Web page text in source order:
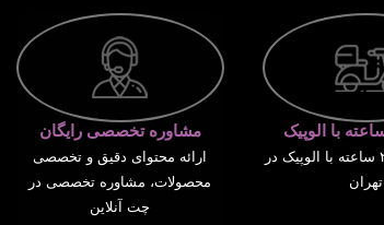
امکان ارسال ۲ ساعته با الوپیک در
تهران
مشاوره تخصصی رایگان
ارائه محتوای دقیق و تخصصی
محصولات، مشاوره تخصصی در
چت آنلاین